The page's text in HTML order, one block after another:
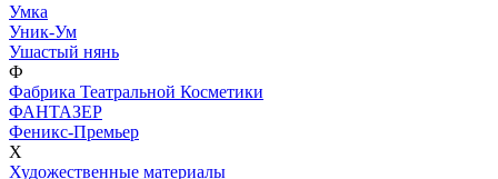
Умка
Уник-Ум
Ушастый нянь
Ф
Фабрика Театральной Косметики
ФАНТАЗЕР
Феникс-Премьер
Х
Художественные материалы